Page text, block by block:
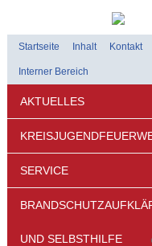
Startseite Inhalt Kontakt
Interner Bereich
AKTUELLES
SERVICE
UND SELBSTHILFE